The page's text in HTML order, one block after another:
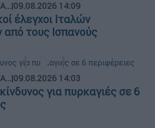
|09.08.2026 14:09
έλεγχοι Ιταλών
από τους Ισπανούς
|09.08.2026 14:03
για πυρκαγιές σε 6